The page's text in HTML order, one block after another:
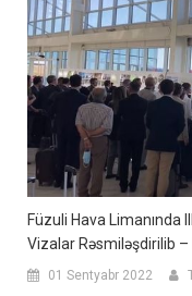
Füzuli Hava Limanında
Vizalar Rəsmiləşdirilib –
01 Sentyabr 2022